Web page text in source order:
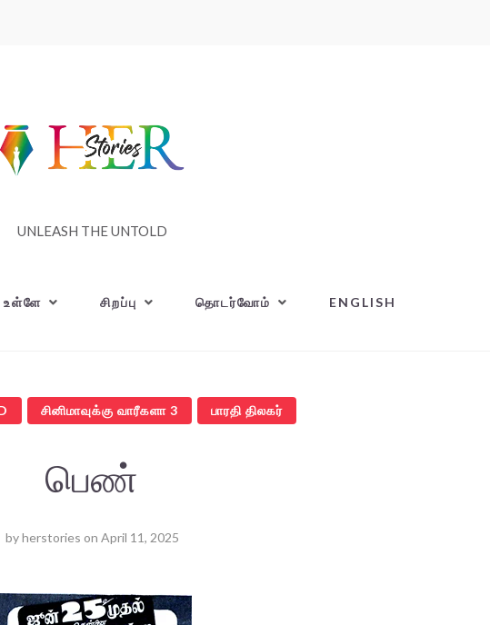
UNLEASH THE UNTOLD
உள்ளே சிறப்பு தொடர்வோம் ENGLISH
சினிமாவுக்கு வாரீகளா 3 பாரதி திலகர்
பெண்
byherstories on April 11, 2025